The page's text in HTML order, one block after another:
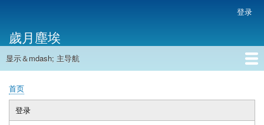
主
内
帐
户
菜
单
登录
歲月塵埃
主
航
显示＆mdash; 主导航
首页
面
包
首页
主
登录